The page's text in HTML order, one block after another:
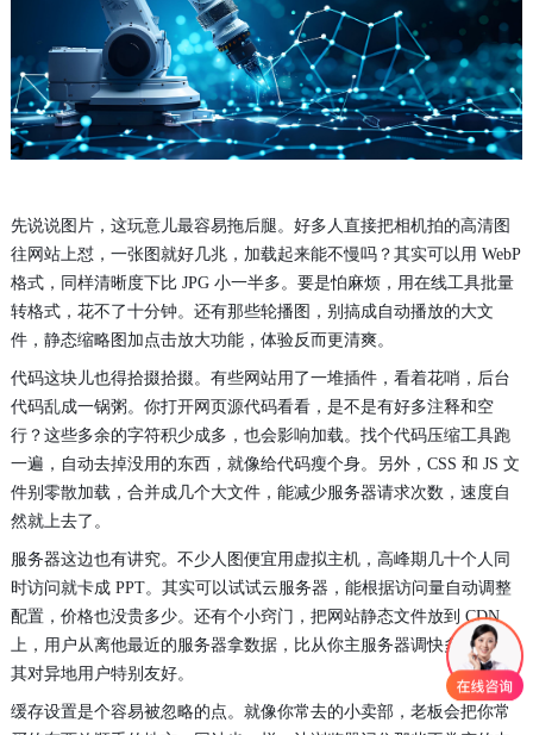
先说说图片，这玩意儿最容易拖后腿。好多人直接把相机拍的高清图
往网站上怼，一张图就好几兆，加载起来能不慢吗？其实可以用 WebP
格式，同样清晰度下比 JPG 小一半多。要是怕麻烦，用在线工具批量
转格式，花不了十分钟。还有那些轮播图，别搞成自动播放的大文
件，静态缩略图加点击放大功能，体验反而更清爽。
代码这块儿也得拾掇拾掇。有些网站用了一堆插件，看着花哨，后台
代码乱成一锅粥。你打开网页源代码看看，是不是有好多注释和空
行？这些多余的字符积少成多，也会影响加载。找个代码压缩工具跑
一遍，自动去掉没用的东西，就像给代码瘦个身。另外，CSS 和 JS 文
件别零散加载，合并成几个大文件，能减少服务器请求次数，速度自
然就上去了。
服务器这边也有讲究。不少人图便宜用虚拟主机，高峰期几十个人同
时访问就卡成 PPT。其实可以试试云服务器，能根据访问量自动调整
配置，价格也没贵多少。还有个小窍门，把网站静态文件放到 CDN
上，用户从离他最近的服务器拿数据，比从你主服务器调快多了，尤
其对异地用户特别友好。
缓存设置是个容易被忽略的点。就像你常去的小卖部，老板会把你常